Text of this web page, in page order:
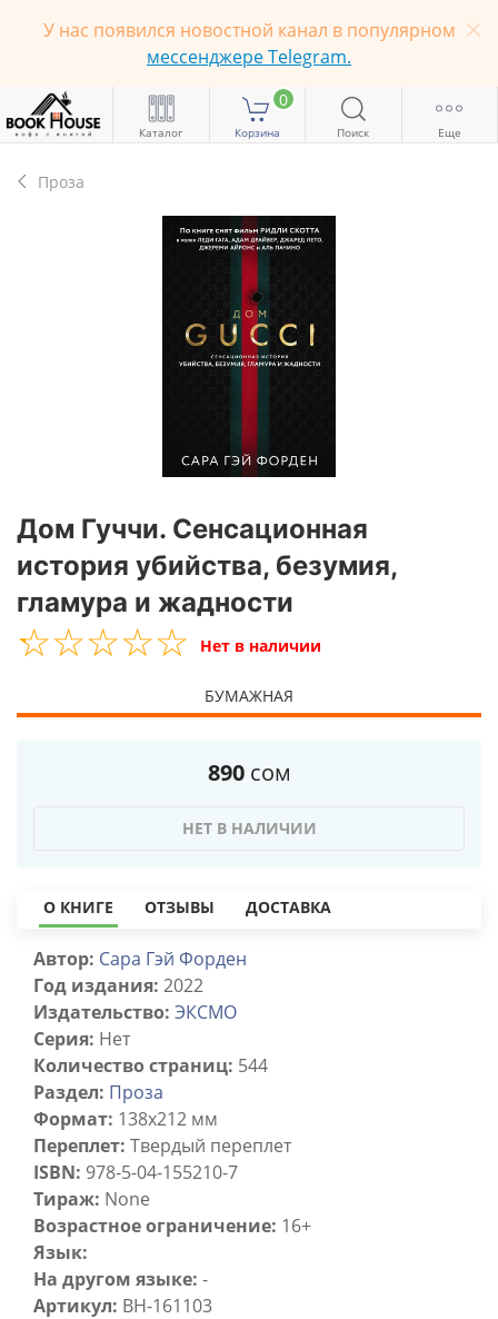
У нас появился новостной канал в популярном
мессенджере Telegram.
Каталог
0
Корзина Поиск Еще
Проза
Дом Гуччи. Сенсационная
история убийства, безумия,
гламура и жадности
☆☆☆☆☆
★★★★★ Нет в наличии
БУМАЖНАЯ
890 сом
НЕТ В НАЛИЧИИ
О КНИГЕ ОТЗЫВЫ ДОСТАВКА
Автор: Сара Гэй Форден
Год издания: 2022
Издательство: ЭКСМО
Серия: Нет
Количество страниц: 544
Раздел: Проза
Формат: 138x212 мм
Переплет: Твердый переплет
ISBN: 978-5-04-155210-7
Тираж: None
Возрастное ограничение: 16+
Язык:
На другом языке: -
Артикул: BH-161103